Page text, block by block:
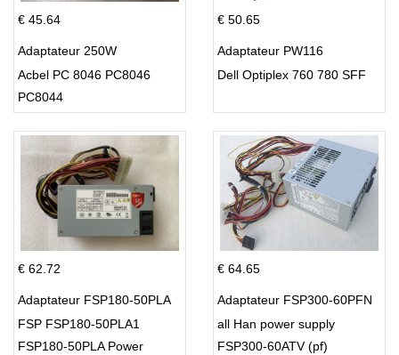
€ 45.64
Adaptateur 250W
Acbel PC 8046 PC8046
PC8044
€ 50.65
Adaptateur PW116
Dell Optiplex 760 780 SFF
€ 62.72
Adaptateur FSP180-50PLA
FSP FSP180-50PLA1
FSP180-50PLA Power
€ 64.65
Adaptateur FSP300-60PFN
all Han power supply
FSP300-60ATV (pf)